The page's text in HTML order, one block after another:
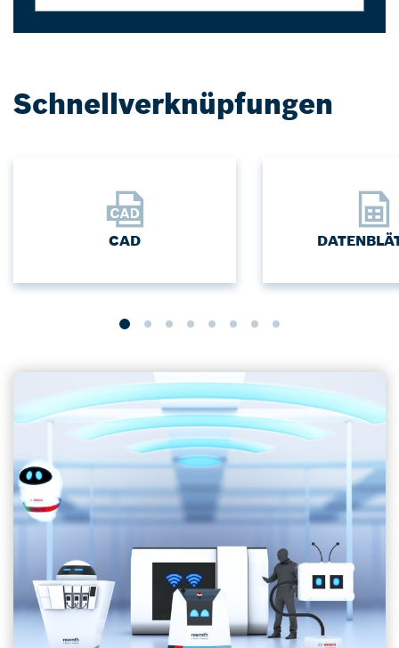
Schnellverknüpfungen
CAD